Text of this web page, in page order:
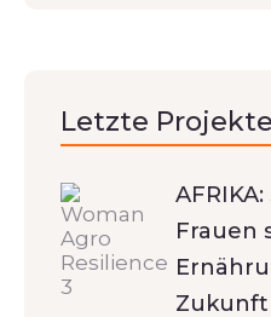
Letzte Projekte
Frauen